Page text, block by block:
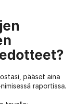
pääset aina
raportissa.